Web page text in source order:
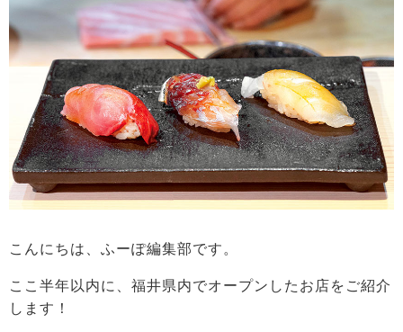
こんにちは、ふーぽ編集部です。
ここ半年以内に、福井県内でオープンしたお店をご紹介
します！